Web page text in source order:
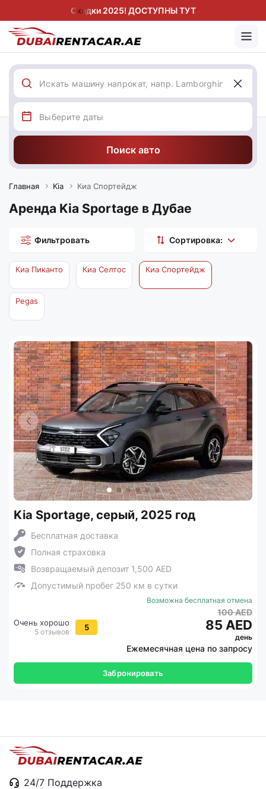
Скидки 2025! ДОСТУПНЫ ТУТ
Поиск авто
Главная Kia Киа Спортейдж
Аренда Kia Sportage в Дубае
Фильтровать Сортировка:
Киа Пиканто Киа Селтос Киа Спортейдж
Pegas
Kia Sportage, серый, 2025 год
Бесплатная доставка
Полная страховка
Возвращаемый депозит 1,500 AED
Допустимый пробег 250 км в сутки
Очень хорошо
5 отзывов 5
Возможна бесплатная отмена
100 AED
85 AED
день
Ежемесячная цена по запросу
Забронировать
24/7 Поддержка